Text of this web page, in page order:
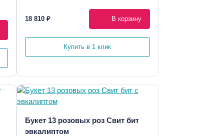
18 810 ₽ В корзину
Купить в 1 клик
Букет 13 розовых роз Свит бит с
эвкалиптом